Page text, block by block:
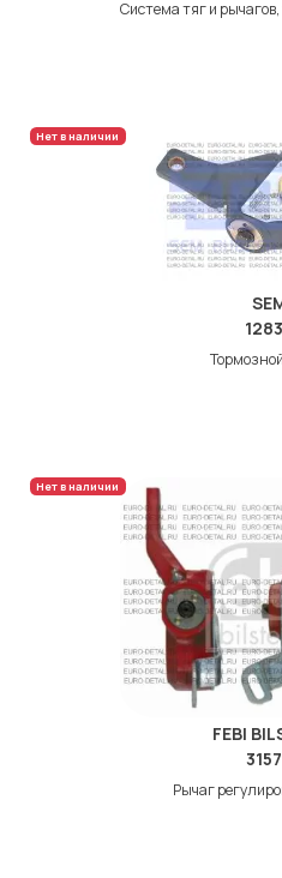
Система тяг и
Нет в наличии
Нет в наличии
FEBI
Рычаг